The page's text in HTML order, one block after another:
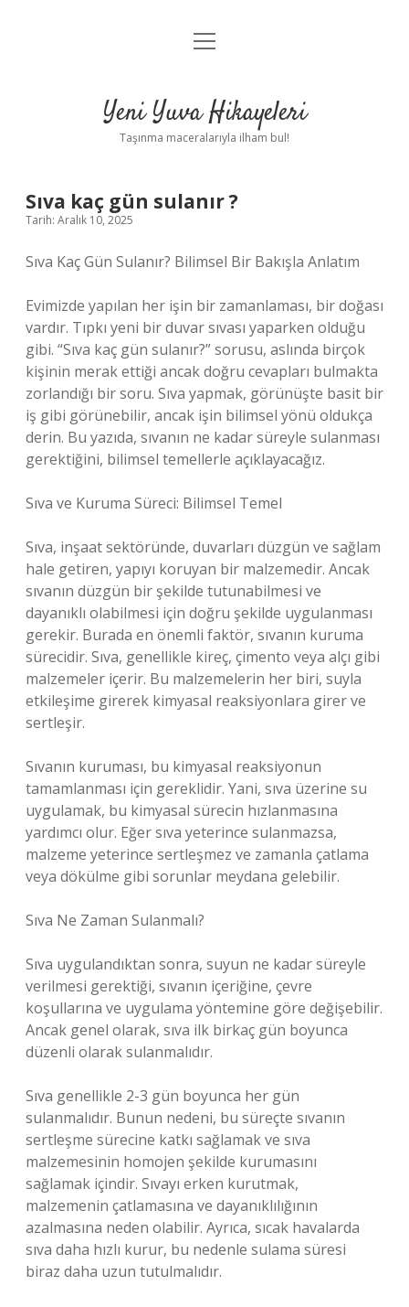
Anasayfa
Yasal Uyarı
menüyü
Yeni Yuva Hikayeleri
Taşınma maceralarıyla ilham bul!
Sıva kaç gün sulanır ?
Tarih: Aralık 10, 2025
Sıva Kaç Gün Sulanır? Bilimsel Bir Bakışla Anlatım
Evimizde yapılan her işin bir zamanlaması, bir doğası
vardır. Tıpkı yeni bir duvar sıvası yaparken olduğu
gibi. “Sıva kaç gün sulanır?” sorusu, aslında birçok
kişinin merak ettiği ancak doğru cevapları bulmakta
zorlandığı bir soru. Sıva yapmak, görünüşte basit bir
iş gibi görünebilir, ancak işin bilimsel yönü oldukça
derin. Bu yazıda, sıvanın ne kadar süreyle sulanması
gerektiğini, bilimsel temellerle açıklayacağız.
Sıva ve Kuruma Süreci: Bilimsel Temel
Sıva, inşaat sektöründe, duvarları düzgün ve sağlam
hale getiren, yapıyı koruyan bir malzemedir. Ancak
sıvanın düzgün bir şekilde tutunabilmesi ve
dayanıklı olabilmesi için doğru şekilde uygulanması
gerekir. Burada en önemli faktör, sıvanın kuruma
sürecidir. Sıva, genellikle kireç, çimento veya alçı gibi
malzemeler içerir. Bu malzemelerin her biri, suyla
etkileşime girerek kimyasal reaksiyonlara girer ve
sertleşir.
Sıvanın kuruması, bu kimyasal reaksiyonun
tamamlanması için gereklidir. Yani, sıva üzerine su
uygulamak, bu kimyasal sürecin hızlanmasına
yardımcı olur. Eğer sıva yeterince sulanmazsa,
malzeme yeterince sertleşmez ve zamanla çatlama
veya dökülme gibi sorunlar meydana gelebilir.
Sıva Ne Zaman Sulanmalı?
Sıva uygulandıktan sonra, suyun ne kadar süreyle
verilmesi gerektiği, sıvanın içeriğine, çevre
koşullarına ve uygulama yöntemine göre değişebilir.
Ancak genel olarak, sıva ilk birkaç gün boyunca
düzenli olarak sulanmalıdır.
Sıva genellikle 2-3 gün boyunca her gün
sulanmalıdır. Bunun nedeni, bu süreçte sıvanın
sertleşme sürecine katkı sağlamak ve sıva
malzemesinin homojen şekilde kurumasını
sağlamak içindir. Sıvayı erken kurutmak,
malzemenin çatlamasına ve dayanıklılığının
azalmasına neden olabilir. Ayrıca, sıcak havalarda
sıva daha hızlı kurur, bu nedenle sulama süresi
biraz daha uzun tutulmalıdır.